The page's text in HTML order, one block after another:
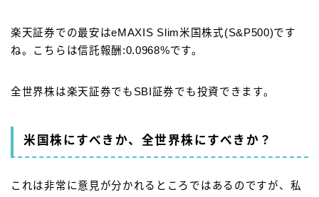
楽天証券での最安はeMAXIS Slim米国株式(S&P500)です
ね。こちらは信託報酬:0.0968%です。
全世界株は楽天証券でもSBI証券でも投資できます。
米国株にすべきか、全世界株にすべきか？
これは非常に意見が分かれるところではあるのですが、私